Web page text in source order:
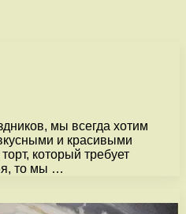
мы всегда хотим
и красивыми
который требует
то мы …